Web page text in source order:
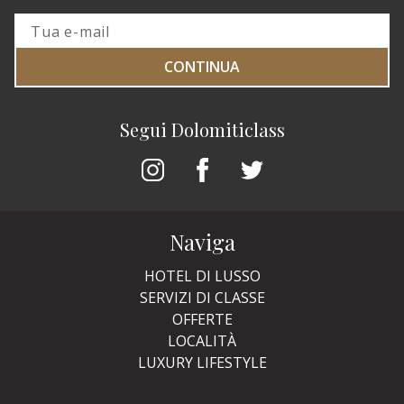
Segui Dolomiticlass
CONTINUA
Naviga
HOTEL DI LUSSO
SERVIZI DI CLASSE
OFFERTE
LOCALITÀ
LUXURY LIFESTYLE